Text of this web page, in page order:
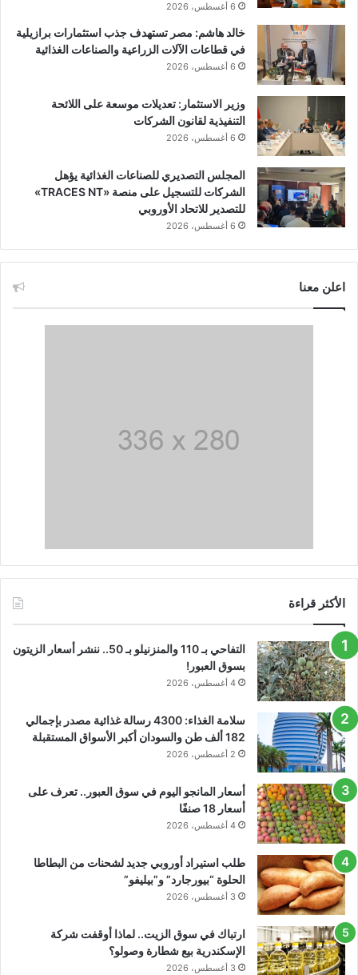
6 أغسطس، 2026
خالد هاشم: مصر تستهدف جذب استثمارات برازيلية
في قطاعات الآلات الزراعية والصناعات الغذائية
6 أغسطس، 2026
وزير الاستثمار: تعديلات موسعة على اللائحة
التنفيذية لقانون الشركات
6 أغسطس، 2026
المجلس التصديري للصناعات الغذائية يؤهل
الشركات للتسجيل على منصة «TRACES NT»
للتصدير للاتحاد الأوروبي
6 أغسطس، 2026
اعلن معنا
الأكثر قراءة
التفاحي بـ 110 والمنزنيلو بـ 50.. ننشر أسعار الزيتون
بسوق العبور!
4 أغسطس، 2026
سلامة الغذاء: 4300 رسالة غذائية مصدر بإجمالي
182 ألف طن والسودان أكبر الأسواق المستقبلة
2 أغسطس، 2026
أسعار المانجو اليوم في سوق العبور.. تعرف على
أسعار 18 صنفًا
4 أغسطس، 2026
طلب استيراد أوروبي جديد لشحنات من البطاطا
الحلوة “بيورجارد” و”بيليفو”
3 أغسطس، 2026
ارتباك في سوق الزيت.. لماذا أوقفت شركة
الإسكندرية بيع شطارة وصولو؟
3 أغسطس، 2026